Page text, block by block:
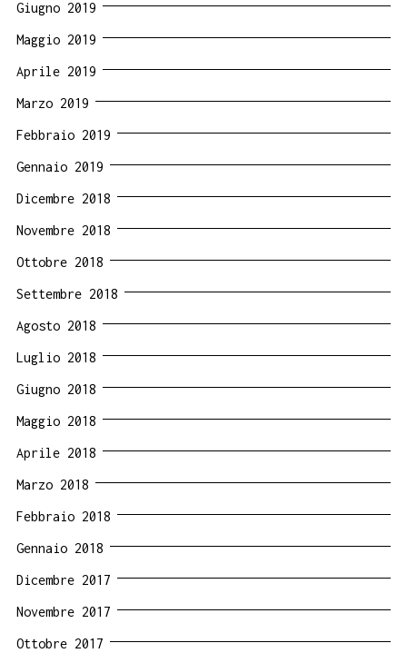
Giugno 2019
Maggio 2019
Aprile 2019
Marzo 2019
Febbraio 2019
Gennaio 2019
Dicembre 2018
Novembre 2018
Ottobre 2018
Settembre 2018
Agosto 2018
Luglio 2018
Giugno 2018
Maggio 2018
Aprile 2018
Marzo 2018
Febbraio 2018
Gennaio 2018
Dicembre 2017
Novembre 2017
Ottobre 2017